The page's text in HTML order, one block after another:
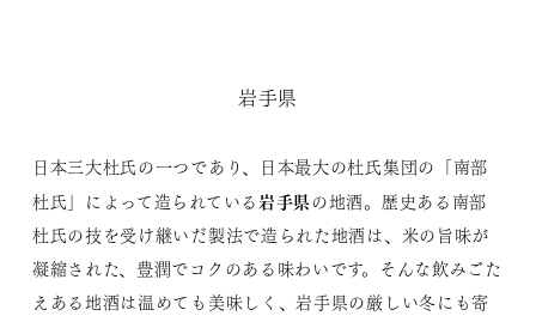
岩手県
日本三大杜氏の一つであり、日本最大の杜氏集団の「南部
杜氏」によって造られている岩手県の地酒。歴史ある南部
杜氏の技を受け継いだ製法で造られた地酒は、米の旨味が
凝縮された、豊潤でコクのある味わいです。そんな飲みごた
えある地酒は温めても美味しく、岩手県の厳しい冬にも寄